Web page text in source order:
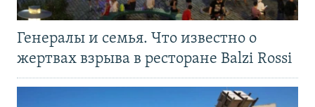
Генералы и семья. Что известно о
жертвах взрыва в ресторане Balzi Rossi